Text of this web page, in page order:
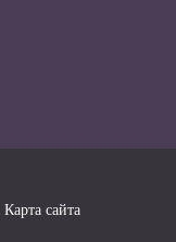
Карта сайта